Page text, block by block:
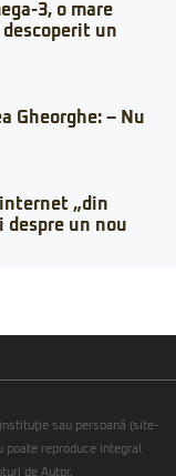
3, o mare
descoperit un
Gheorghe: – Nu
„din
despre un nou
sau persoană (site-
reproduce integral
de Autor.